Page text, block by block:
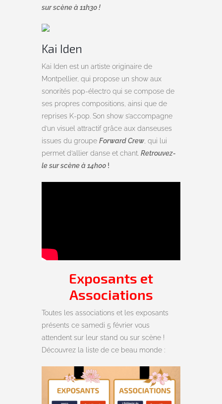
sur scène à 11h30 !
Kai Iden
Kai Iden est un artiste originaire de
Montpellier, qui propose un show aux
sonorités pop-électro qui se compose de
ses propres compositions, ainsi que de
reprises K-pop. Son show s’accompagne
d’un visuel attractif grâce aux danseuses
issues du groupe Forward Crew, qui lui
permet d’allier danse et chant. Retrouvez-
le sur scène à 14h00 !
Exposants et
Associations
Toutes les associations et les exposants
présents ce samedi 5 février vous
attendent sur leur stand ou sur scène !
Découvrez la liste de ce beau monde :